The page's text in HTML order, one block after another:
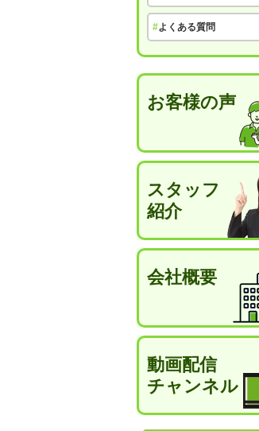
#よくある質問
お客様の声
スタッフ
紹介
会社概要
動画配信
チャンネル